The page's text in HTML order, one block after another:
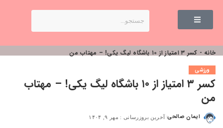
خانه - کسر ۳ امتیاز از ۱۰ باشگاه لیگ یکی! – مهتاب من
ورزشی
کسر ۳ امتیاز از ۱۰ باشگاه لیگ یکی! – مهتاب
من
ایمان صالحی آخرین بروزرسانی : مهر ۹, ۱۴۰۴